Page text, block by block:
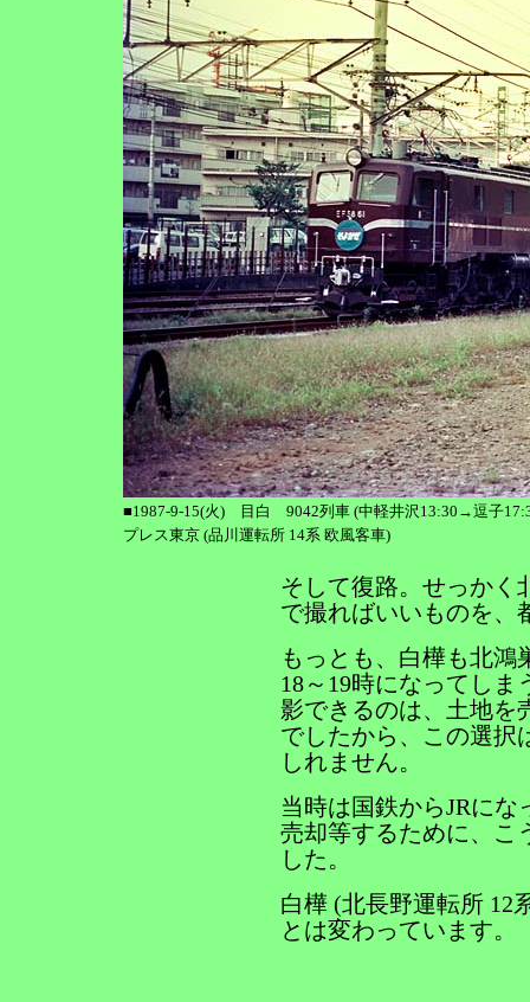
■1987-9-15(火) 目白 9042列車 (中軽井沢13:30→逗子
プレス東京 (品川運転所 14系 欧風客車)
そして復路。せっかく
で撮ればいいものを、
もっとも、白樺も北鴻
18～19時になってし
影できるのは、土地を
でしたから、この選択
しれません。
当時は国鉄からJRに
売却等するために、こ
した。
白樺 (北長野運転所 12
とは変わっています。